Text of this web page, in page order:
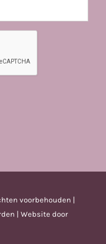
voorbehouden |
| Website door